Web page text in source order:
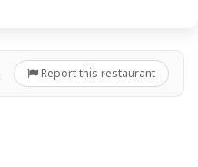
Report this restaurant